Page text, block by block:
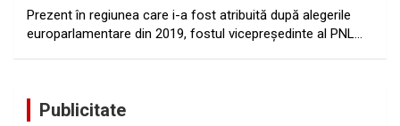
Prezent în regiunea care i-a fost atribuită după alegerile
europarlamentare din 2019, fostul vicepreşedinte al PNL…
Publicitate